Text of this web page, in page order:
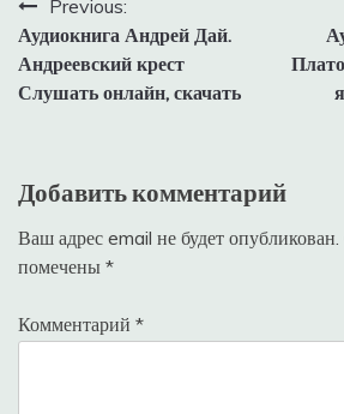
Навигация
по
записям
Previous:
Аудиокнига Андрей Дай.
Андреевский крест
Слушать онлайн, скачать
Добавить комментарий
Ваш адрес email не будет опубликован.
помечены *
Комментарий *